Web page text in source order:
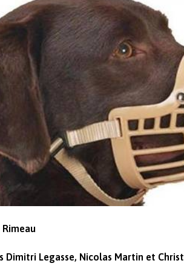
Dimitri Legasse, Nicolas Martin et